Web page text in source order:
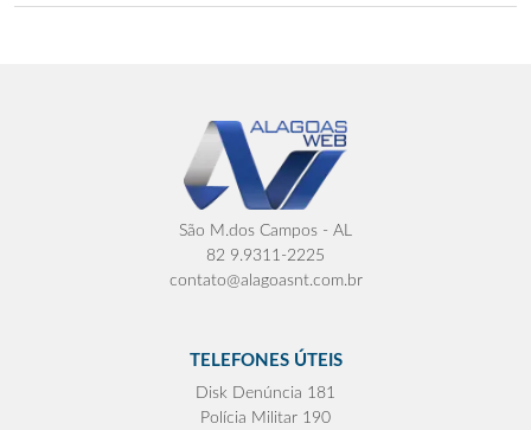
São M.dos Campos - AL
82 9.9311-2225
contato@alagoasnt.com.br
TELEFONES ÚTEIS
Disk Denúncia 181
Polícia Militar 190